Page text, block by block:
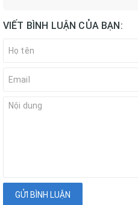
VIẾT BÌNH LUẬN CỦA BẠN:
GỬI BÌNH LUẬN